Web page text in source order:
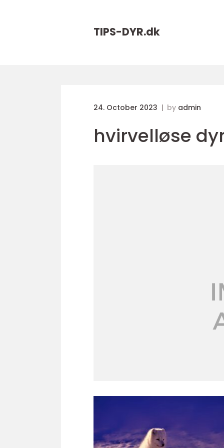
TIPS-DYR.dk
24. October 2023 by admin
hvirvelløse